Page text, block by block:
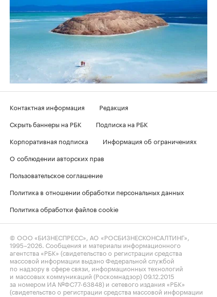
Контактная информация
Редакция
Скрыть баннеры на РБК
Подписка на РБК
Корпоративная подписка
Информация об ограничениях
О соблюдении авторских прав
Пользовательское соглашение
Политика в отношении обработки персональных данных
Политика обработки файлов cookie
© ООО «БИЗНЕСПРЕСС», АО «РОСБИЗНЕСКОНСАЛТИНГ»,
1995–2026. Сообщения и материалы информационного
агентства «РБК» (свидетельство о регистрации средства
массовой информации выдано Федеральной службой
по надзору в сфере связи, информационных технологий
и массовых коммуникаций (Роскомнадзор) 09.12.2015
за номером ИА №ФС77-63848) и сетевого издания «РБК»
(свидетельство о регистрации средства массовой информации